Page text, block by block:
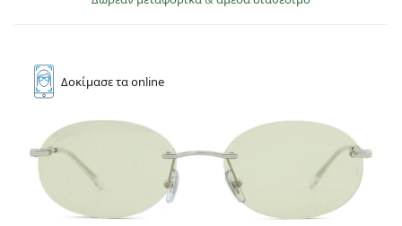
Δοκίμασετα online